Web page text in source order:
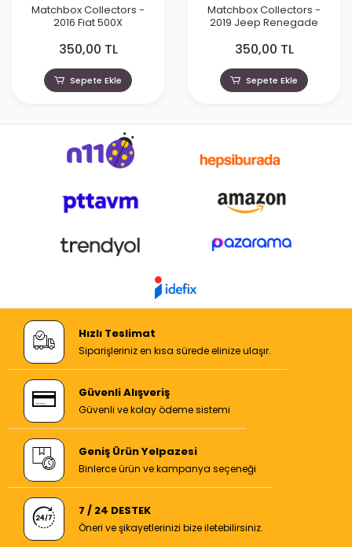
Matchbox Collectors -
2016 Fiat 500X
350,00 TL
Sepete Ekle
Matchbox Collectors -
2019 Jeep Renegade
350,00 TL
Sepete Ekle
Hızlı Teslimat
Siparişleriniz en kısa sürede elinize ulaşır.
Güvenli Alışveriş
Güvenli ve kolay ödeme sistemi
Geniş Ürün Yelpazesi
Binlerce ürün ve kampanya seçeneği
7 / 24 DESTEK
Öneri ve şikayetlerinizi bize iletebilirsiniz.